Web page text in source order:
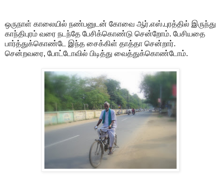
ஒருநாள் காலையில் நண்பனுடன் கோவை ஆர்.எஸ்.புரத்தில் இருந்து
காந்திபுரம் வரை நடந்தே பேசிக்கொண்டு சென்றோம். பேசியதை
பார்த்துக்கொண்டே இந்த சைக்கிள் தாத்தா சென்றார்.
சென்றவரை, போட்டோவில் பிடித்து வைத்துக்கொண்டோம்.